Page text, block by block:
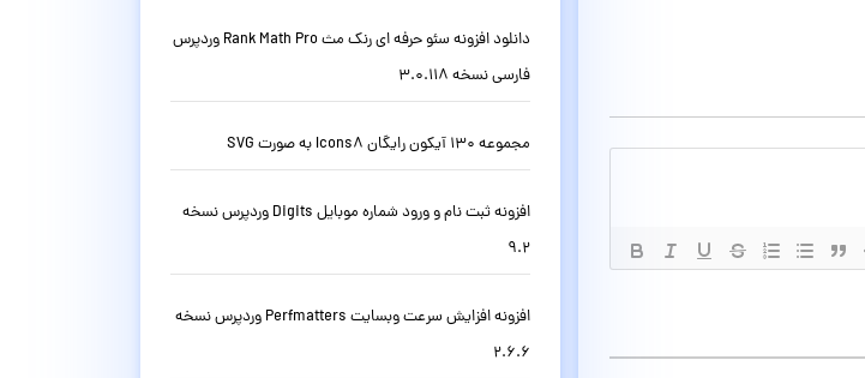
دانلود افزونه سئو حرفه ای رنک مث Rank Math Pro وردپرس
فارسی نسخه 3.0.118
مجموعه 130 آیکون رایگان Icons8 به صورت SVG
افزونه ثبت نام و ورود شماره موبایل Digits وردپرس نسخه
9.2
افزونه افزایش سرعت وبسایت Perfmatters وردپرس نسخه
2.6.6